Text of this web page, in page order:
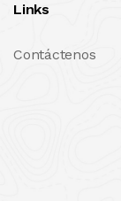
Links
Contáctenos